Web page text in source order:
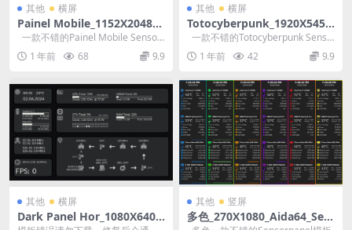
其他 横屏
Painel Mobile_1152X2048_A
ida64_SensorPanel模板
一款不错的Painel Mobile Sensor
Panel模板
1 年前 68 9.9
其他 横屏
Totocyberpunk_1920X545_
Aida64_SensorPanel模板
一款不错的Totocyberpunk Senso
rPanel模板
1 年前 42 9.9
其他 横屏
Dark Panel Hor_1080X640_
其他 竖屏
多色_270X1080_Aida64_Sen